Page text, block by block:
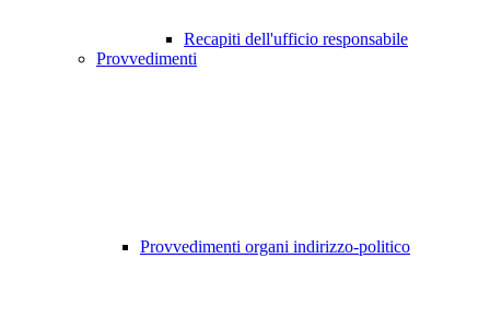
Recapiti dell'ufficio responsabile
Provvedimenti
Provvedimenti organi indirizzo-politico